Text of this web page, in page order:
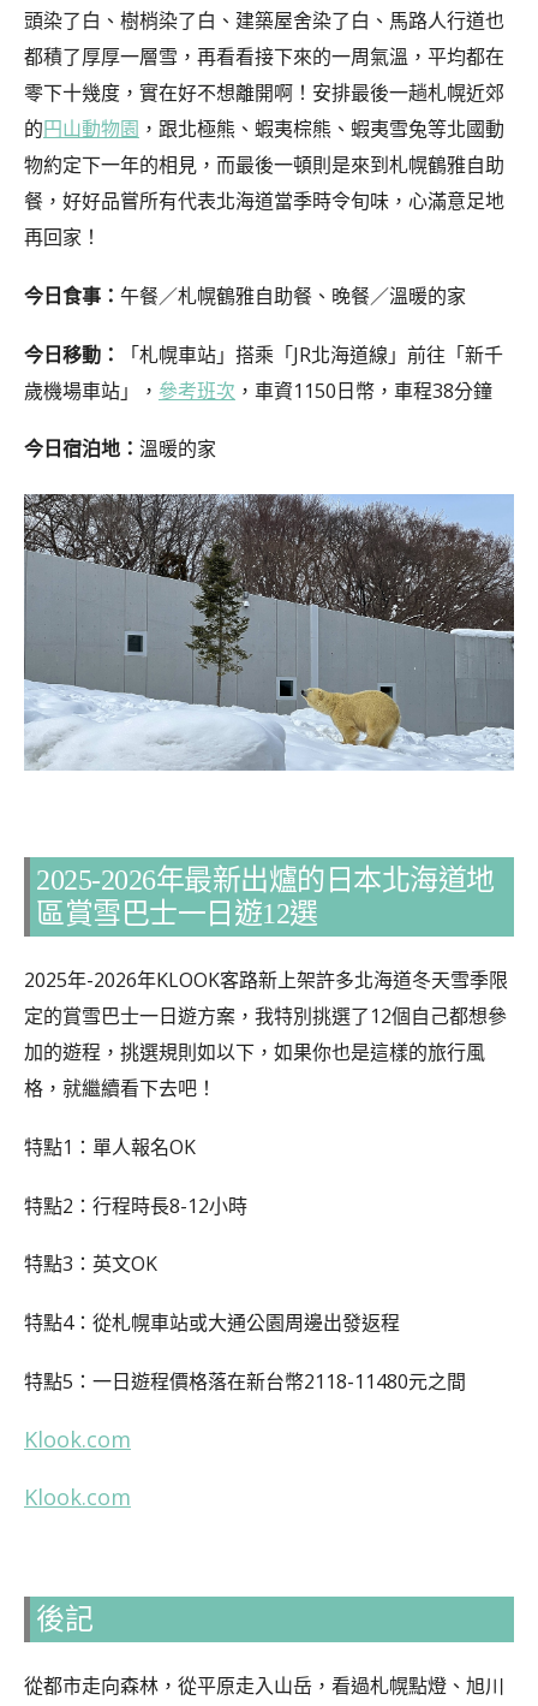
頭染了白、樹梢染了白、建築屋舍染了白、馬路人行道也
都積了厚厚一層雪，再看看接下來的一周氣溫，平均都在
零下十幾度，實在好不想離開啊！安排最後一趟札幌近郊
的円山動物園 ，跟北極熊、蝦夷棕熊、蝦夷雪兔等北國動
物約定下一年的相見，而最後一頓則是來到札幌鶴雅自助
餐，好好品嘗所有代表北海道當季時令旬味，心滿意足地
再回家！
今日食事： 午餐／札幌鶴雅自助餐、晚餐／溫暖的家
今日移動：
「札幌車站」搭乘「JR北海道線」前往「新千
歲機場車站」， 參考班次 ，車資1150日幣，車程38分鐘
今日宿泊地： 溫暖的家
2025-2026年最新出爐的日本北海道地
區賞雪巴士一日遊12選
2025年-2026年KLOOK客路新上架許多北海道冬天雪季限
定的賞雪巴士一日遊方案，我特別挑選了12個自己都想參
加的遊程，挑選規則如以下，如果你也是這樣的旅行風
格，就繼續看下去吧！
特點1：單人報名OK
特點2：行程時長8-12小時
特點3：英文OK
特點4：從札幌車站或大通公園周邊出發返程
特點5：一日遊程價格落在新台幣2118-11480元之間
Klook.com
Klook.com
後記
從都市走向森林，從平原走入山岳，看過札幌點燈、旭川